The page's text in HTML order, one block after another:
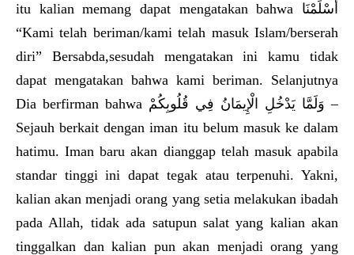
itu kalian memang dapat mengatakan bahwa أَسْلَمْنَا
“Kami telah beriman/kami telah masuk Islam/berserah
diri” Bersabda,sesudah mengatakan ini kamu tidak
dapat mengatakan bahwa kami beriman. Selanjutnya
Dia berfirman bahwa وَلَمَّا يَدْخُلِ الْإِيمَانُ فِي قُلُوبِكُمْ –
Sejauh berkait dengan iman itu belum masuk ke dalam
hatimu. Iman baru akan dianggap telah masuk apabila
standar tinggi ini dapat tegak atau terpenuhi. Yakni,
kalian akan menjadi orang yang setia melakukan ibadah
pada Allah, tidak ada satupun salat yang kalian akan
tinggalkan dan kalian pun akan menjadi orang yang